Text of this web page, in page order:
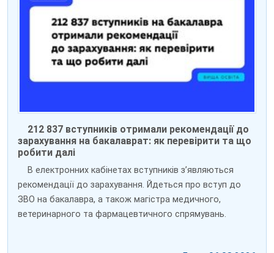
212 837 вступників отримали рекомендації до
зарахування на бакалаврат: як перевірити та що
робити далі
В електронних кабінетах вступників зʼявляються
рекомендації до зарахування. Йдеться про вступ до
ЗВО на бакалавра, а також магістра медичного,
ветеринарного та фармацевтичного спрямувань.